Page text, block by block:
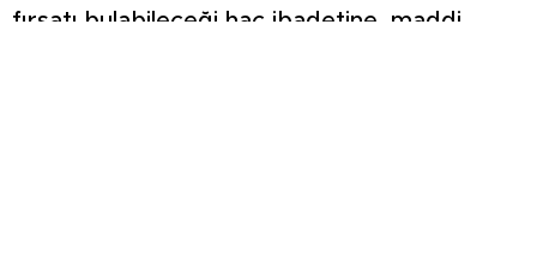
fırsatı bulabileceği hac ibadetine, maddi